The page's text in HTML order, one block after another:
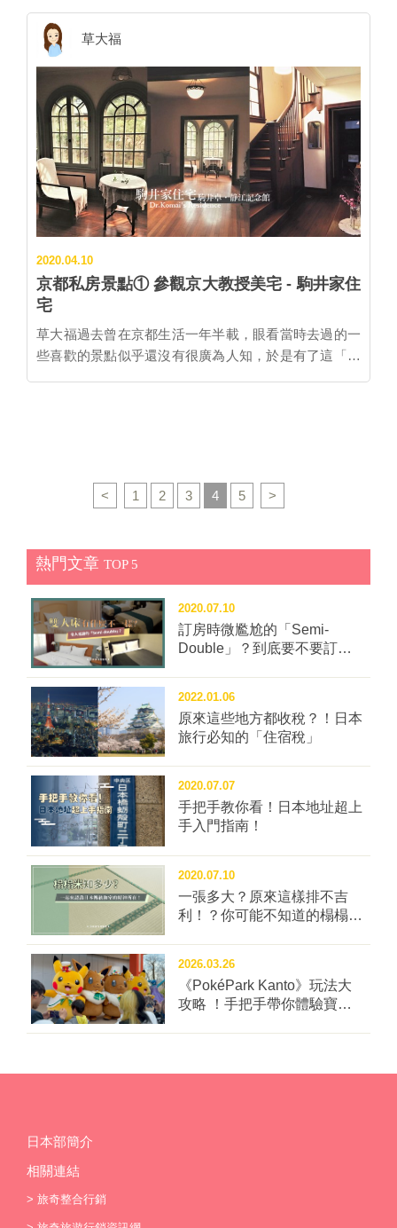
多少對銭湯有點認識。木造的置物櫃、花磁磚浴室、還
有大大的圖像在浴槽後方，通常是富士山（但聽京都人
說富士山是在關東才流行的）。有些銭湯還有「藥草風
呂」、「電氣風呂」等特別風呂。 ♨ 該帶什麼東西去?
大多數澡堂會販售約5ml用量的小條洗髮精和小肥皂
等，也有租用毛巾或販售印有字樣的紀念毛巾 (也可以
帶飯店的小毛巾出來使用，但要記得帶回去呀~)。 若計
畫在京都體驗，可以使用網站「京都銭湯」事前做功
課，裡面收錄京都市和周邊地區錢湯資料，也可以知道
錢湯內是不是有販售毛巾等資訊。 (京都銭湯網站截圖)
♨ 需要準備多少錢? 錢湯入場費通常約450円上下，但
加上租用毛巾、...
景點 ② 愛宕念仏寺 人稱「三步一小寺，五步一大廟」
的京都，千年廟宇、神社見多不怪，「愛宕念仏寺」同
樣是座歷史可追溯到奈良時代的寺廟。但在這些廟宇裡
脫穎而出的特色，就是寺廟境內擺滿了1200尊表情豐富
的羅漢像。 千二百羅漢的由來 和一位住持的心願有
關。 始於奈良時代的愛宕念仏寺，最早建於現在京都市
區四条、五条之間的東山松原通地帶，10世紀時還曾經
歷鴨川洪水被沖走，重新新建。大正時代1922年為了保
護被列為重要文化財的本堂建築，於是才被移築至現在
的嵯峨野。 第二次世界大戰1941-1945年期間沒有住持
駐守的愛宕念仏寺，不幸在1950年受颱風侵襲毀壞，面
1955年，東京藝術大學雕刻系畢業的佛像雕刻家西村公
朝(1915-2003) 受命成為新住持，開啟了寺廟的復興之
路。這位西村公朝是可是「第一佛像修復能手」，曾經
參與京都「三十三間堂」千手觀音像等日本各地國寶、
重要文化財的修復。 愛宕念仏寺的復興修建工程在1980
本各地前來參加素人雕刻羅漢像的活動。(圖片來自愛宕
草大福
2020.04.10
京都私房景點① 參觀京大教授美宅 - 駒井家住
宅
草大福過去曾在京都生活一年半載，眼看當時去過的一
些喜歡的景點似乎還沒有很廣為人知，於是有了這「京
達爾文」，是日本遺傳學的權威。房屋所在的北白川地
區，距離京都大學不遠，過去許多京大教授都居住在
和初期的洋風建築裡算是高品質，由美國建築師Merrell
Vories Hitotsuyanagi所設計。 房屋以當時流行的美式西
班牙風格為基底，凹凸岩石風外牆呈現淡淡米色，搭配
屋頂紅屋瓦，但即使洋風，屋瓦仍是使用日本一般住宅
的瓦片。大片窗戶是一大特點，在房子裡可以感受到京
都四季景色的變化。而這建築也在1998年3月被京都市
指定為有形文化財。 一進玄關如同來到歐美電影裡的主
角的家，那窗下座椅招待賓客超有面子啊。 這角落讓人
想泡一杯茶、看一本書。 玄關一旁是通往二樓的樓梯。
位於二樓的書房，真是好舒適啊！ 這面窗子則有種和風
氣息，窗外可以看到鄰居家的日式建築。 庭院裡的溫室
也非常美麗，好像網美咖啡廳。 房子裡不僅裝潢講究，
還充滿許多小巧思。參觀能夠自由拍照，若懂日文可以
聽義工導覽，了解房子裡的更多細節喔。 ﹏﹏﹏﹏﹏﹏
﹏﹏﹏﹏﹏﹏﹏﹏﹏﹏ 駒井家住宅（駒井卓・静江記念
館） ﹋﹋﹋﹋﹋﹋﹋﹋﹋﹋﹋﹋﹋﹋﹋﹋ 相關資訊｜
[官網] [官方Facebook] 參觀費用｜成人500円 國高中
生200円 國小以下免費 開館時間｜每週五、六 ...
< 1 2 3 4 5 >
熱門文章 TOP 5
2020.07.10
訂房時微尷尬的「Semi-
Double」？到底要不要訂這
2022.01.06
原來這些地方都收稅？！日本
旅行必知的「住宿稅」
2020.07.07
手把手教你看！日本地址超上
手入門指南！
2020.07.10
一張多大？原來這樣排不吉
利！？你可能不知道的榻榻米
2026.03.26
《PokéPark Kanto》玩法大
攻略 ！手把手帶你體驗寶可
日本部簡介
相關連結
> 旅奇整合行銷